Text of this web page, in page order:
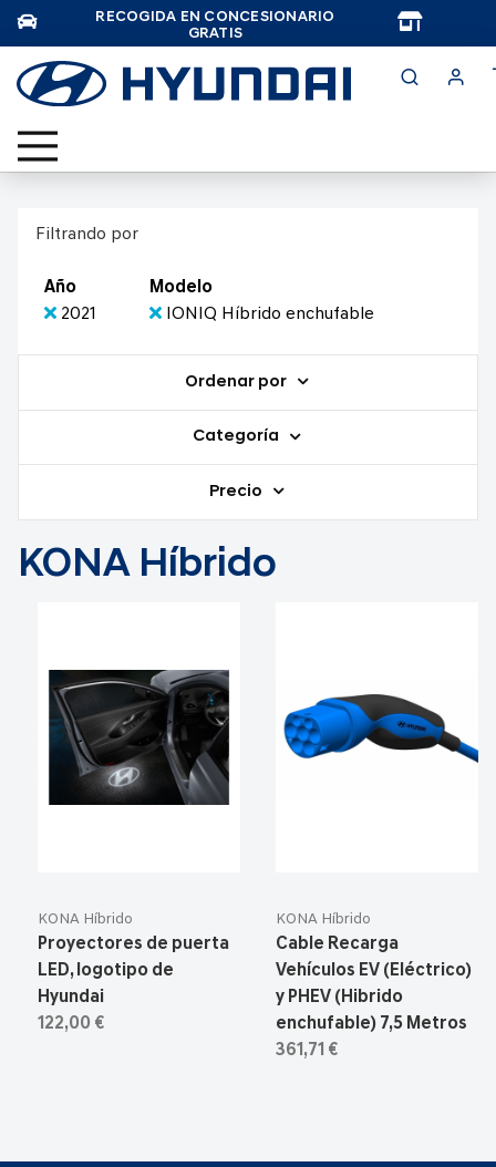
RECOGIDA EN CONCESIONARIO
GRATIS
Filtrando por
Año
2021
Modelo
IONIQ Híbrido enchufable
Ordenar por
Categoría
Precio
KONA Híbrido
KONA Híbrido
Proyectores de puerta
LED, logotipo de
Hyundai
122,00 €
KONA Híbrido
Cable Recarga
Vehículos EV (Eléctrico)
y PHEV (Hibrido
enchufable) 7,5 Metros
361,71 €